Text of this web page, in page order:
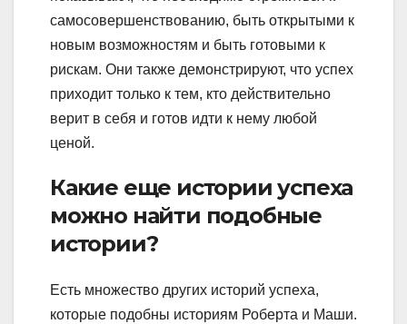
самосовершенствованию, быть открытыми к
новым возможностям и быть готовыми к
рискам. Они также демонстрируют, что успех
приходит только к тем, кто действительно
верит в себя и готов идти к нему любой
ценой.
Какие еще истории успеха
можно найти подобные
истории?
Есть множество других историй успеха,
которые подобны историям Роберта и Маши.